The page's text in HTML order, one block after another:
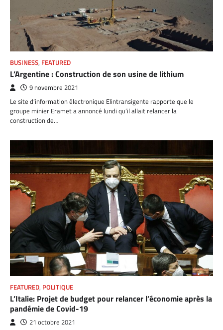
BUSINESS, FEATURED
L’Argentine : Construction de son usine de lithium
9 novembre 2021
Le site d’information électronique Elintransigente rapporte que le
groupe minier Eramet a annoncé lundi qu’il allait relancer la
construction de…
FEATURED, POLITIQUE
L’Italie: Projet de budget pour relancer l’économie après la
pandémie de Covid-19
21 octobre 2021